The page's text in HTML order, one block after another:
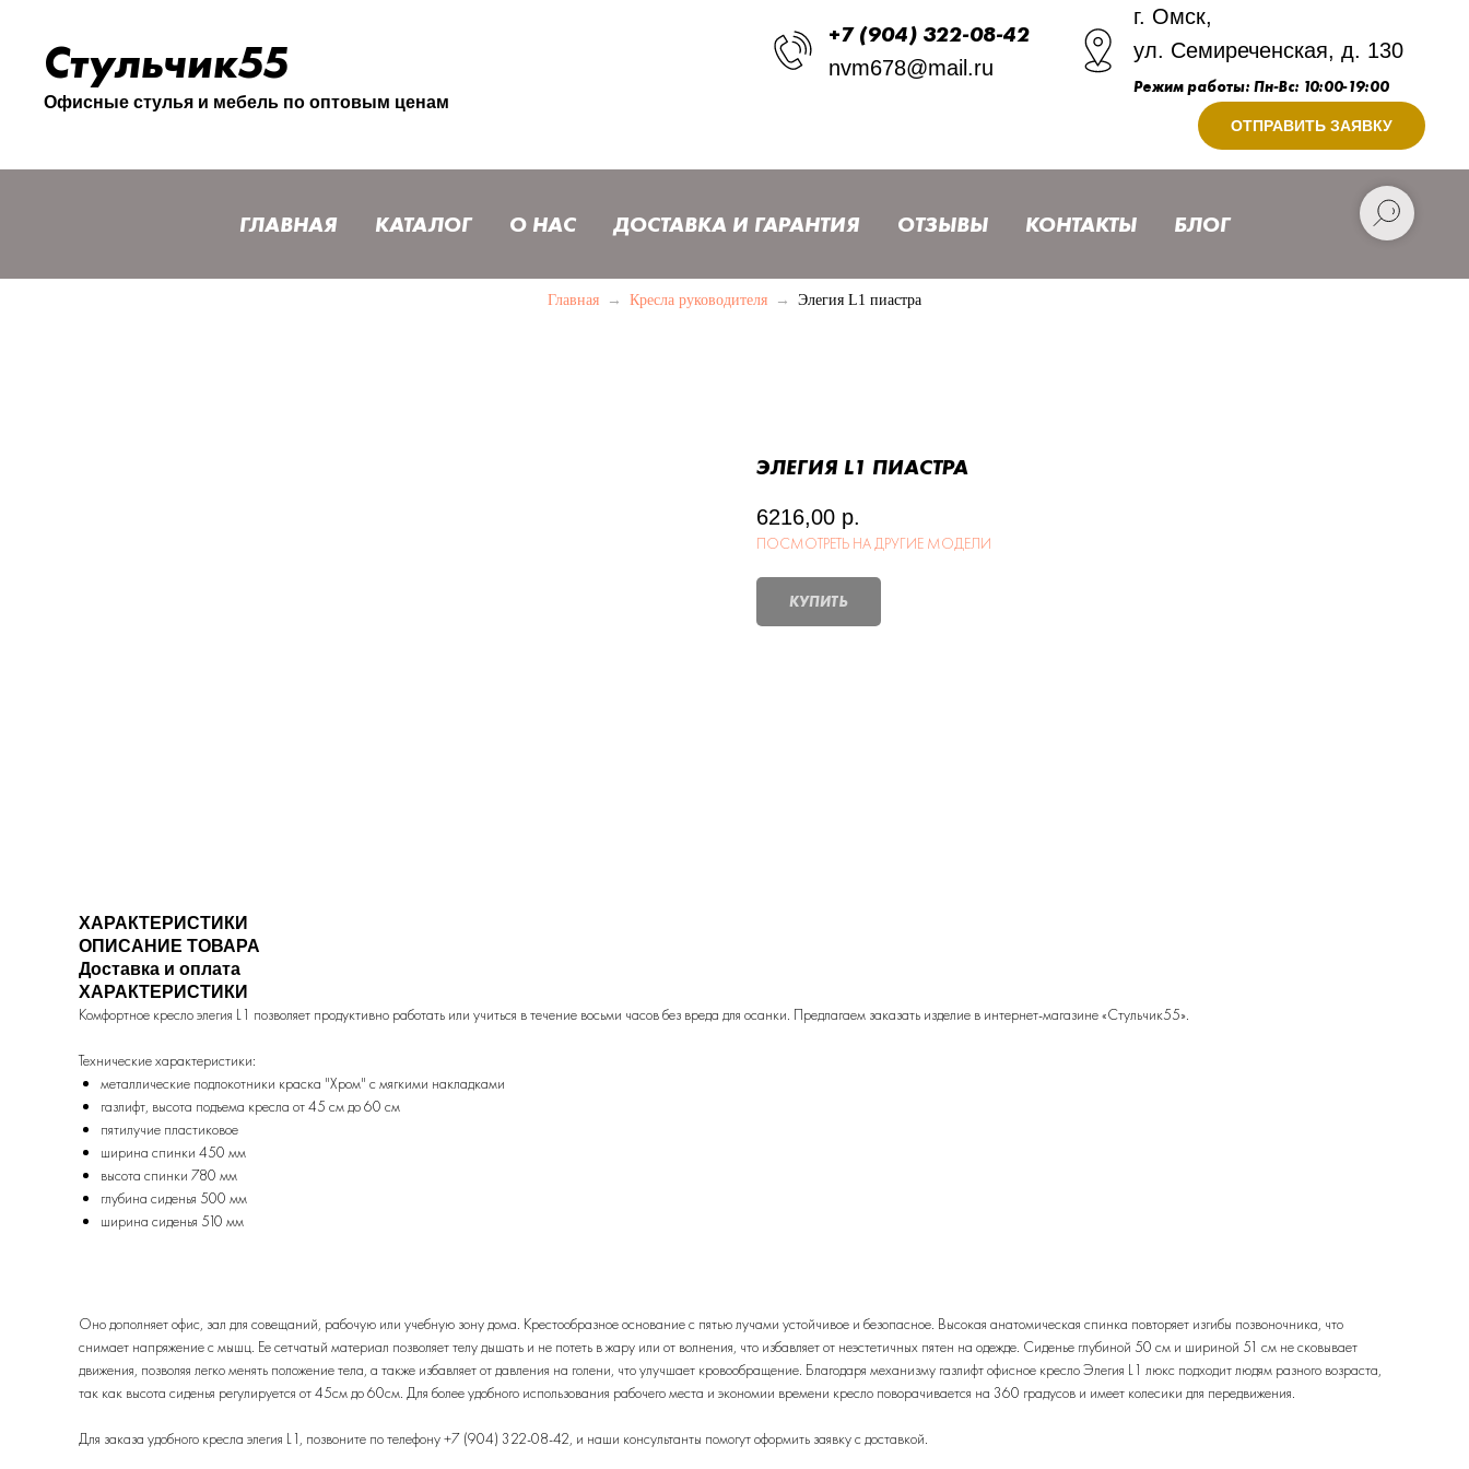
Стульчик55
Офисные стулья и мебель по оптовым ценам
+7 (904) 322-08-42
nvm678@mail.ru
г. Омск,
ул. Семиреченская, д. 130
Режим работы: Пн-Вс: 10:00-19:00
ОТПРАВИТЬ ЗАЯВКУ
ГЛАВНАЯ КАТАЛОГ О НАС ДОСТАВКА И ГАРАНТИЯ ОТЗЫВЫ КОНТАКТЫ БЛОГ
Главная → Кресла руководителя → Элегия L1 пиастра
ЭЛЕГИЯ L1 ПИАСТРА
6216,00 р.
ПОСМОТРЕТЬ НА ДРУГИЕ МОДЕЛИ
КУПИТЬ
ХАРАКТЕРИСТИКИ
ОПИСАНИЕ ТОВАРА
Доставка и оплата
ХАРАКТЕРИСТИКИ
Комфортное кресло элегия L1 позволяет продуктивно работать или учиться в течение восьми часов без вреда для осанки. Предлагаем заказать изделие в интернет-магазине «Стульчик55».
Технические характеристики:
металлические подлокотники краска "Хром" с мягкими накладками
газлифт, высота подъема кресла от 45 см до 60 см
пятилучие пластиковое
ширина спинки 450 мм
высота спинки 780 мм
глубина сиденья 500 мм
ширина сиденья 510 мм
Оно дополняет офис, зал для совещаний, рабочую или учебную зону дома. Крестообразное основание с пятью лучами устойчивое и безопасное. Высокая анатомическая спинка повторяет изгибы позвоночника, что
снимает напряжение с мышц. Ее сетчатый материал позволяет телу дышать и не потеть в жару или от волнения, что избавляет от неэстетичных пятен на одежде. Сиденье глубиной 50 см и шириной 51 см не сковывает
движения, позволяя легко менять положение тела, а также избавляет от давления на голени, что улучшает кровообращение. Благодаря механизму газлифт офисное кресло Элегия L1 люкс подходит людям разного возраста,
так как высота сиденья регулируется от 45см до 60см. Для более удобного использования рабочего места и экономии времени кресло поворачивается на 360 градусов и имеет колесики для передвижения.
Для заказа удобного кресла элегия L1, позвоните по телефону+7 (904) 322-08-42, и наши консультанты помогут оформить заявку с доставкой.